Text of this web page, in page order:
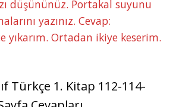
düşününüz. Portakal suyunu
yazınız. Cevap:
yıkarım. Ortadan ikiye keserim.
Türkçe 1. Kitap 112-114-